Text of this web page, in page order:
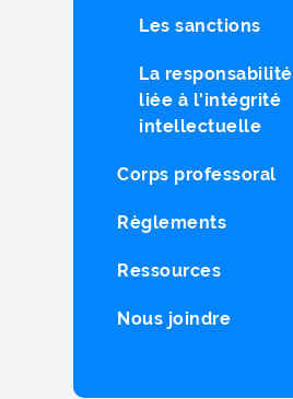
Les sanctions
La responsabilité
liée à l'intégrité
intellectuelle
Corps professoral
Règlements
Ressources
Nous joindre